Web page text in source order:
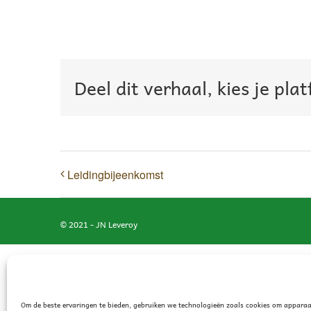
Om de beste ervaringen te bieden, gebruiken we technologieën zoals cookies om
Deel dit verhaal, kies je
Leidingbijeenkomst
© 2021 - JN Leveroy